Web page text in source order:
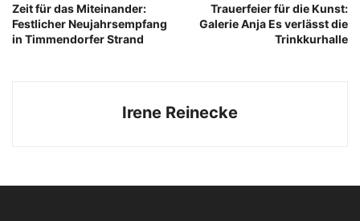
Zeit für das Miteinander:
Festlicher Neujahrsempfang
in Timmendorfer Strand
Trauerfeier für die Kunst:
Galerie Anja Es verlässt die
Trinkkurhalle
Irene Reinecke